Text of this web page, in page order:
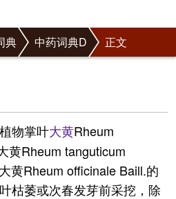
典 中药词典D 正文
物掌叶大黄Rheum
黄Rheum tanguticum
黄Rheum officinale Baill.的
枯萎或次春发芽前采挖，除